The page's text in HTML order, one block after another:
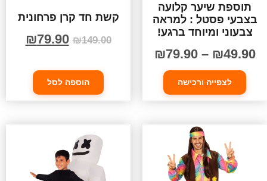
תוספת שיער קלועה
בצבעי פסטל : למראה
צבעוני ומיוחד ברגע!
₪49.90
–
₪79.90
לצפייה ורכישה
קשת חד קרן פרחונית
₪149.00
₪79.90
הוספה לסל